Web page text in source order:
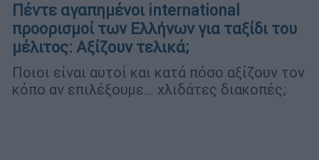
Πέντε αγαπημένοι international
προορισμοί των Ελλήνων για ταξίδι του
μέλιτος: Αξίζουν τελικά;
Ποιοι είναι αυτοί και κατά πόσο αξίζουν τον
κόπο αν επιλέξουμε… χλιδάτες διακοπές;